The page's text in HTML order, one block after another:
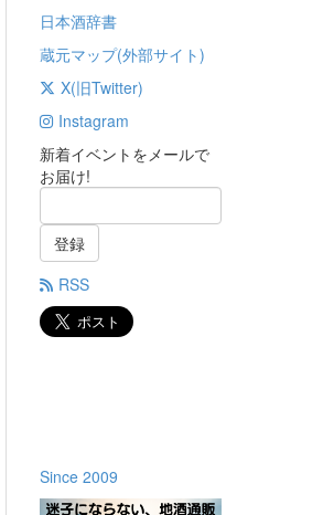
日本酒辞書
蔵元マップ(外部サイト)
X(旧Twitter)
Instagram
新着イベントをメールで
お届け!
登録
RSS
Since 2009